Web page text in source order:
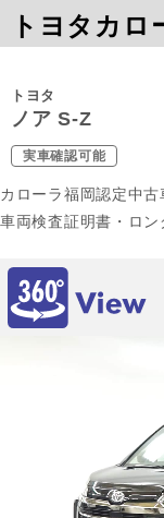
トヨタカロ
トヨタ
ノア S-Z
実車確認可能
カローラ福岡認定中
車両検査証明書・ロン